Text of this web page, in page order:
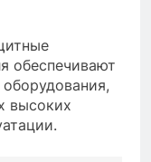
обеспечивают
высоких